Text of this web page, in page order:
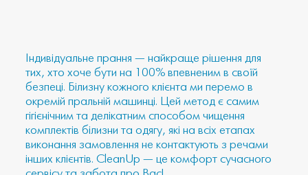
Індивідуальне прання — найкраще рішення для
тих, хто хоче бути на 100% впевненим в своїй
безпеці. Білизну кожного клієнта ми перемо в
окремій пральній машинці. Цей метод є самим
гігієнічним та делікатним способом чищення
комплектів білизни та одягу, які на всіх етапах
виконання замовлення не контактують з речами
інших клієнтів. CleanUp — це комфорт сучасного